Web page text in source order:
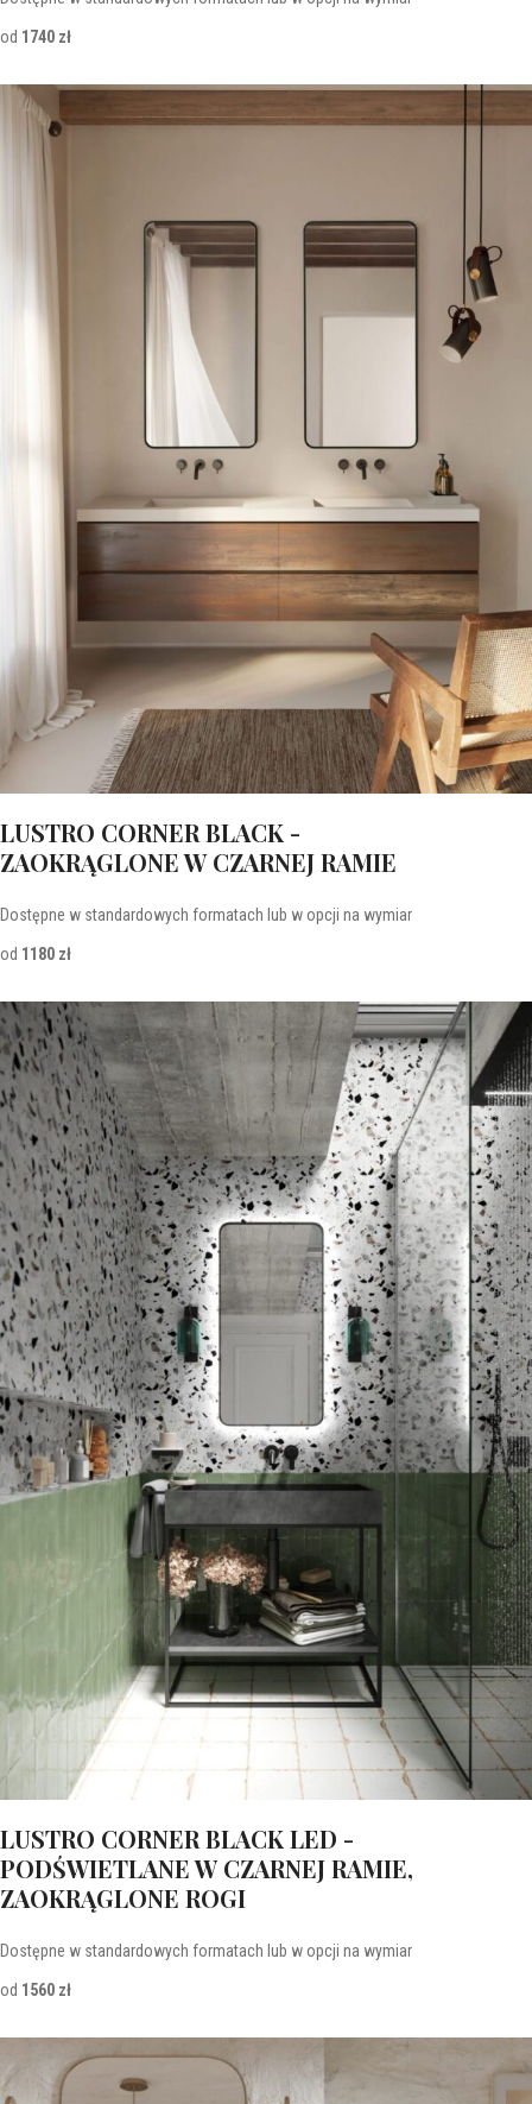
od 1740 zł
LUSTRO CORNER BLACK -
ZAOKRĄGLONE W CZARNEJ RAMIE
Dostępne w standardowych formatach lub w opcji na wymiar
od 1180 zł
LUSTRO CORNER BLACK LED -
PODŚWIETLANE W CZARNEJ RAMIE,
ZAOKRĄGLONE ROGI
Dostępne w standardowych formatach lub w opcji na wymiar
od 1560 zł